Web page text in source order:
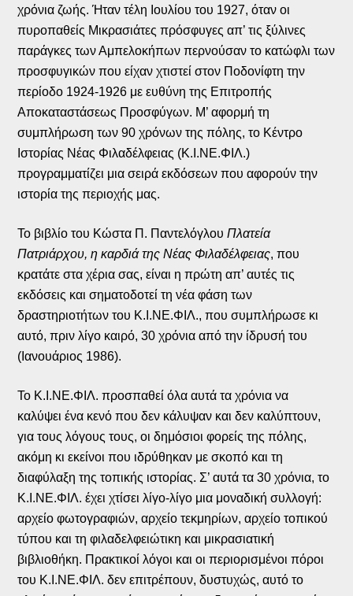
χρόνια ζωής. Ήταν τέλη Ιουλίου του 1927, όταν οι
πυροπαθείς Μικρασιάτες πρόσφυγες απ’ τις ξύλινες
παράγκες των Αμπελοκήπων περνούσαν το κατώφλι των
προσφυγικών που είχαν χτιστεί στον Ποδονίφτη την
περίοδο 1924-1926 με ευθύνη της Επιτροπής
Αποκαταστάσεως Προσφύγων. Μ’ αφορμή τη
συμπλήρωση των 90 χρόνων της πόλης, το Κέντρο
Ιστορίας Νέας Φιλαδέλφειας (Κ.Ι.ΝΕ.ΦΙΛ.)
προγραμματίζει μια σειρά εκδόσεων που αφορούν την
ιστορία της περιοχής μας.
Το βιβλίο του Κώστα Π. ΠαντελόγλουΠλατεία
Πατριάρχου, η καρδιά της Νέας Φιλαδέλφειας, που
κρατάτε στα χέρια σας, είναι η πρώτη απ’ αυτές τις
εκδόσεις και σηματοδοτεί τη νέα φάση των
δραστηριοτήτων του Κ.Ι.ΝΕ.ΦΙΛ., που συμπλήρωσε κι
αυτό, πριν λίγο καιρό, 30 χρόνια από την ίδρυσή του
(Ιανουάριος 1986).
Το Κ.Ι.ΝΕ.ΦΙΛ. προσπαθεί όλα αυτά τα χρόνια να
καλύψει ένα κενό που δεν κάλυψαν και δεν καλύπτουν,
για τους λόγους τους, οι δημόσιοι φορείς της πόλης,
ακόμη κι εκείνοι που ιδρύθηκαν με σκοπό και τη
διαφύλαξη της τοπικής ιστορίας. Σ’ αυτά τα 30 χρόνια, το
Κ.Ι.ΝΕ.ΦΙΛ. έχει χτίσει λίγο-λίγο μια μοναδική συλλογή:
αρχείο φωτογραφιών, αρχείο τεκμηρίων, αρχείο τοπικού
τύπου και τη φιλαδελφειώτικη και μικρασιατική
βιβλιοθήκη. Πρακτικοί λόγοι και οι περιορισμένοι πόροι
του Κ.Ι.ΝΕ.ΦΙΛ. δεν επιτρέπουν, δυστυχώς, αυτό το